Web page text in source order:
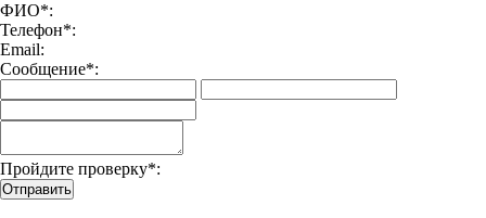
ФИО*:
Телефон*:
Email:
Сообщение*:
Пройдите проверку*:
Отправить